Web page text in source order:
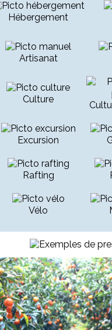
Hébergement
Artisanat
Culture
Excursion
Rafting
Vélo